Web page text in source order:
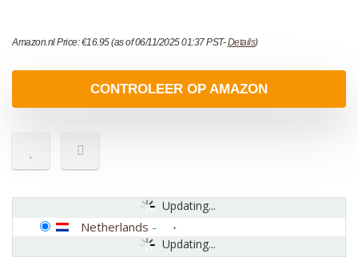
Amazon.nl Price:€16.95(as of 06/11/2025 01:37 PST-Details)
CONTROLEER OP AMAZON
Updating...
Updating...
Netherlands -